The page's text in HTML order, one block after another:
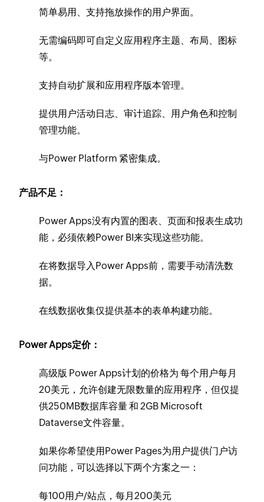
简单易用、支持拖放操作的用户界面。
无需编码即可自定义应用程序主题、布局、图标
等。
支持自动扩展和应用程序版本管理。
提供用户活动日志、审计追踪、用户角色和控制
管理功能。
与Power Platform 紧密集成。
产品不足：
Power Apps没有内置的图表、页面和报表生成功
能，必须依赖Power BI来实现这些功能。
在将数据导入Power Apps前，需要手动清洗数
据。
在线数据收集仅提供基本的表单构建功能。
Power Apps定价：
高级版 Power Apps计划的价格为 每个用户每月
20美元，允许创建无限数量的应用程序，但仅提
供250MB数据库容量 和 2GB Microsoft
Dataverse文件容量。
如果你希望使用Power Pages为用户提供门户访
问功能，可以选择以下两个方案之一：
每100用户/站点，每月200美元